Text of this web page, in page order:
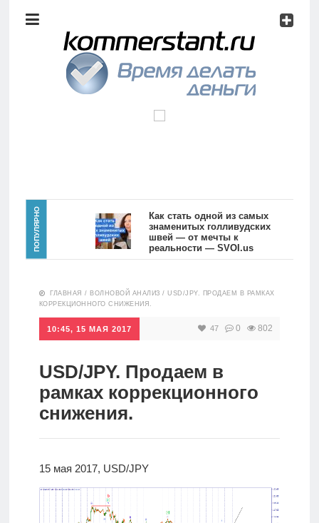
анализ
Видео
Сделано
Главная
Новости
Аналитика
Инвестиции
Дивиденды
Волновой
Видео
ПОПУЛЯРНО
Как стать одной из самых
знаменитых голливудских
швей — от мечты к
реальности — SVOI.us
10556
ГЛАВНАЯ / ВОЛНОВОЙ АНАЛИЗ /USD/JPY. ПРОДАЕМ В РАМКАХ
КОРРЕКЦИОННОГО СНИЖЕНИЯ.
10:45, 15 МАЯ 2017 47 0 802
USD/JPY. Продаем в
рамках коррекционного
снижения.
15 мая 2017, USD/JPY